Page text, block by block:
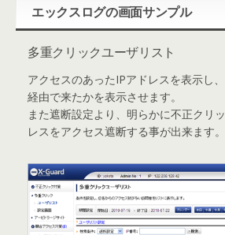
エックスログの画面サンプル
多重クリックユーザリスト
アクセスのあったIPアドレスを表示し
経由で来たかを表示させます。
また遮断設定より、明らかに不正クリ
レスをアクセス遮断する事が出来ます。